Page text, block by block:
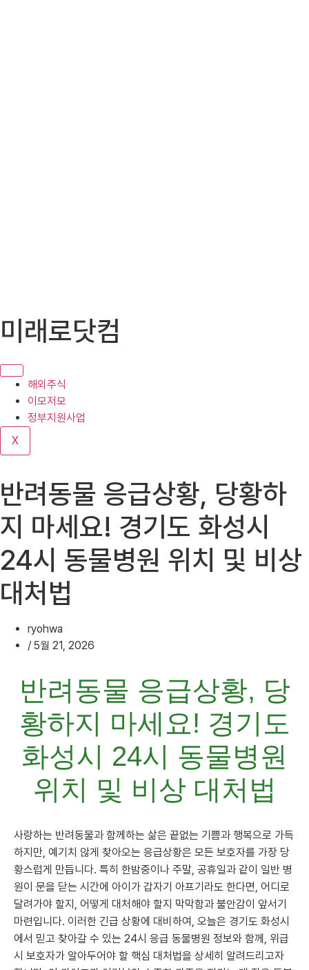
텐
로
기
미래로닷컴
해외주식
이모저모
정부지원사업
X
반려동물 응급상황, 당황하
지 마세요! 경기도 화성시
24시 동물병원 위치 및 비상
대처법
ryohwa
/ 5월 21, 2026
반려동물 응급상황, 당
황하지 마세요! 경기도
화성시 24시 동물병원
위치 및 비상 대처법
사랑하는 반려동물과 함께하는 삶은 끝없는 기쁨과 행복으로 가득
하지만, 예기치 않게 찾아오는 응급상황은 모든 보호자를 가장 당
황스럽게 만듭니다. 특히 한밤중이나 주말, 공휴일과 같이 일반 병
원이 문을 닫는 시간에 아이가 갑자기 아프기라도 한다면, 어디로
달려가야 할지, 어떻게 대처해야 할지 막막함과 불안감이 앞서기
마련입니다. 이러한 긴급 상황에 대비하여, 오늘은 경기도 화성시
에서 믿고 찾아갈 수 있는 24시 응급 동물병원 정보와 함께, 위급
시 보호자가 알아두어야 할 핵심 대처법을 상세히 알려드리고자